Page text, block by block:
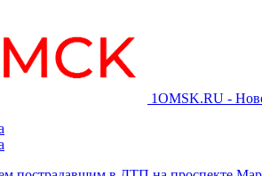
1OMSK.RU -